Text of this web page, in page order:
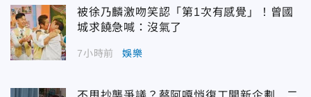
被徐乃麟激吻笑認「第1次有感覺」！曾國
城求饒急喊：沒氣了
7小時前 娛樂